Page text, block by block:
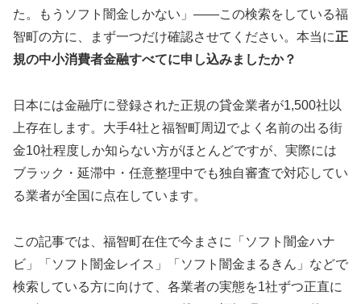
た。もうソフト闇金しかない」——この検索をしている福
智町の方に、まず一つだけ確認させてください。本当に正
規の中小消費者金融すべてに申し込みましたか？
日本には金融庁に登録された正規の貸金業者が1,500社以
上存在します。大手4社と福智町周辺でよく名前の出る街
金10社程度しか知らない方がほとんどですが、実際には
ブラック・延滞中・任意整理中でも独自審査で対応してい
る業者が全国に点在しています。
この記事では、福智町在住で今まさに「ソフト闇金ハナ
ビ」「ソフト闇金レイス」「ソフト闇金まるきん」などで
検索している方に向けて、各業者の実態を1社ずつ正直に